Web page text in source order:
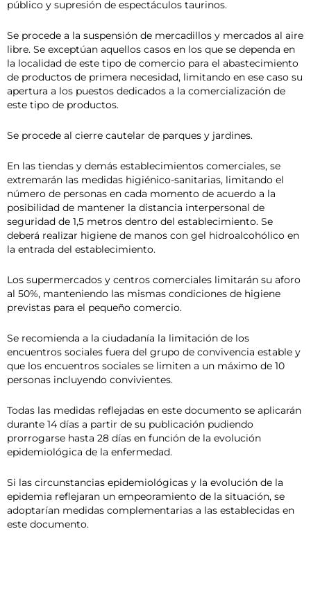
público y supresión de espectáculos taurinos.
Se procede a la suspensión de mercadillos y mercados al aire
libre. Se exceptúan aquellos casos en los que se dependa en
la localidad de este tipo de comercio para el abastecimiento
de productos de primera necesidad, limitando en ese caso su
apertura a los puestos dedicados a la comercialización de
este tipo de productos.
Se procede al cierre cautelar de parques y jardines.
En las tiendas y demás establecimientos comerciales, se
extremarán las medidas higiénico-sanitarias, limitando el
número de personas en cada momento de acuerdo a la
posibilidad de mantener la distancia interpersonal de
seguridad de 1,5 metros dentro del establecimiento. Se
deberá realizar higiene de manos con gel hidroalcohólico en
la entrada del establecimiento.
Los supermercados y centros comerciales limitarán su aforo
al 50%, manteniendo las mismas condiciones de higiene
previstas para el pequeño comercio.
Se recomienda a la ciudadanía la limitación de los
encuentros sociales fuera del grupo de convivencia estable y
que los encuentros sociales se limiten a un máximo de 10
personas incluyendo convivientes.
Todas las medidas reflejadas en este documento se aplicarán
durante 14 días a partir de su publicación pudiendo
prorrogarse hasta 28 días en función de la evolución
epidemiológica de la enfermedad.
Si las circunstancias epidemiológicas y la evolución de la
epidemia reflejaran un empeoramiento de la situación, se
adoptarían medidas complementarias a las establecidas en
este documento.